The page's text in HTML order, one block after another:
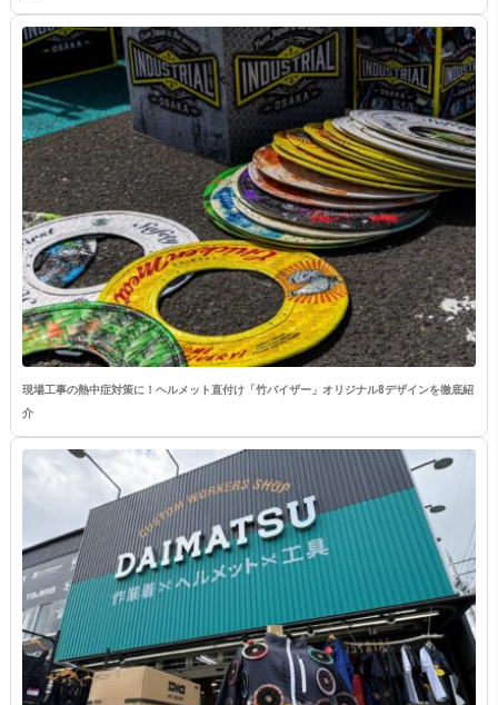
現場工事の熱中症対策に！ヘルメット直付け「竹バイザー」オリジナル8デザインを徹底紹
介